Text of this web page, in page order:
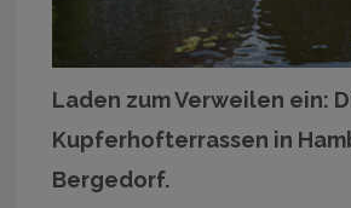
Laden zum Verweilen ein:
Kupferhofterrassen in
Bergedorf.